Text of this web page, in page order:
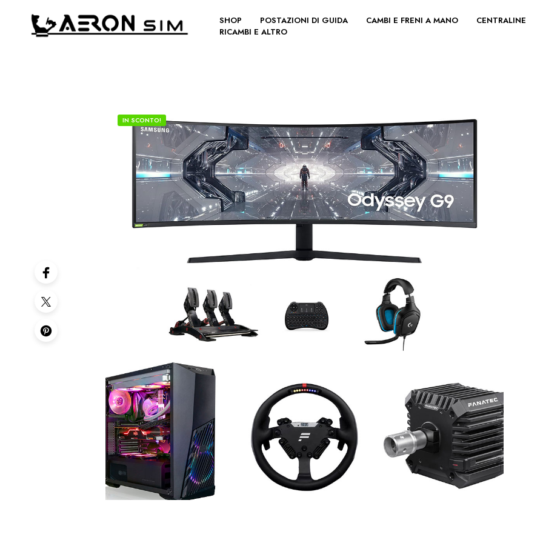
SHOP POSTAZIONI DI GUIDA CAMBI E FRENI A MANO CENTRALINE
RICAMBI E ALTRO
IN SCONTO!